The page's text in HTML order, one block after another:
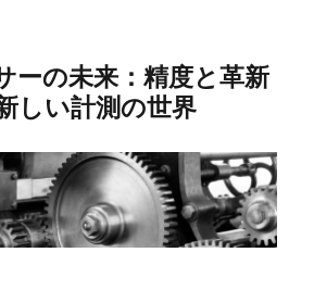
ーの未来：精度と革新
しい計測の世界